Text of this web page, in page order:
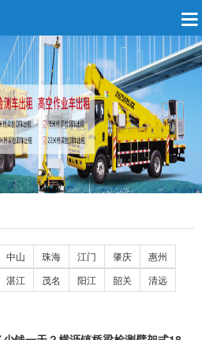
中山 珠海 江门 肇庆
惠州
湛江 茂名 阳江 韶关
清远